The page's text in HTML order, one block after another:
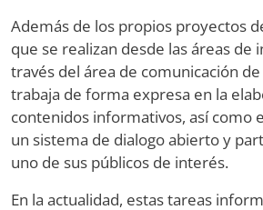
Además de los propios proyectos
que se realizan desde las áreas de
través del área de comunicación
trabaja de forma expresa en la
contenidos informativos, así como
un sistema de dialogo abierto y
uno de sus públicos de interés.
En la actualidad, estas tareas